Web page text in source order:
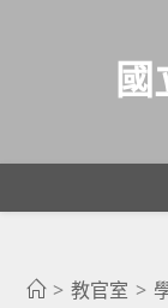
國
> 教官室 >